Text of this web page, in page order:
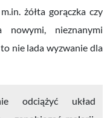
żółta gorączkaczy
nieznanymi
nie lada wyzwanie dla
odciążyć układ